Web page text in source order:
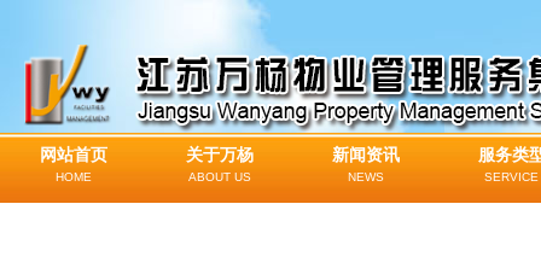
网站首页
HOME
关于万杨
ABOUT US
新闻资讯
NEWS
服务类
SERVICE